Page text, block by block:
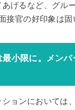
げるなど、グル
接官の好印象は固
最小限に。メン
ョンにおいては